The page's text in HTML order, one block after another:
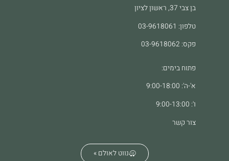
בן צבי 37, ראשון לציון
טלפון: 03-9618061
פקס: 03-9618062
פתוח בימים:
א'-ה': 9:00-18:00
ו': 9:00-13:00
צור קשר
נווט לאולם »